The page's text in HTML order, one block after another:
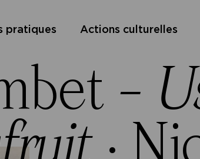
pratiques Actions culturelles
–
·